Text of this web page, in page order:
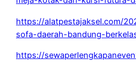
https://alatpestajaksel.com/
sofa-daerah-bandung-
https://